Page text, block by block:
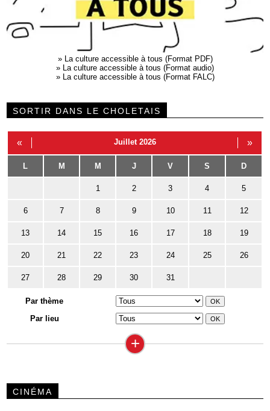
»
La culture accessible à tous (Format PDF)
»
La culture accessible à tous (Format audio)
»
La culture accessible à tous (Format FALC)
SORTIR DANS LE CHOLETAIS
« Juillet 2026 »
L M M J V S D
1 2 3 4 5
6 7 8 9 10 11 12
13 14 15 16 17 18 19
20 21 22 23 24 25 26
27 28 29 30 31
Par thème
Par lieu
+
CINÉMA